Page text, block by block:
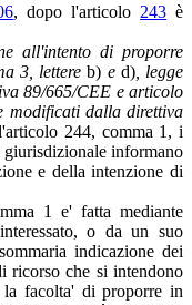
, dopo l'articolo 243 è
all'intento di proporre
3, lettereb) e d), legge
89/665/CEE e articolo
modificati dalla direttiva
244, comma 1, i
giurisdizionale informano
e della intenzione di
1 e' fatta mediante
o da un suo
indicazione dei
che si intendono
facolta' di proporre in